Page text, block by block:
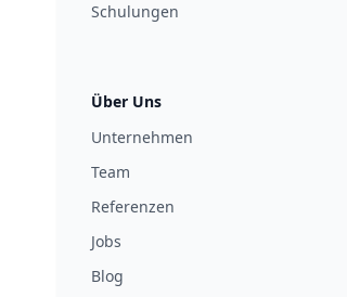
Schulungen
Über Uns
Unternehmen
Team
Referenzen
Jobs
Blog